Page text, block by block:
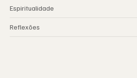
Espiritualidade
Reflexões